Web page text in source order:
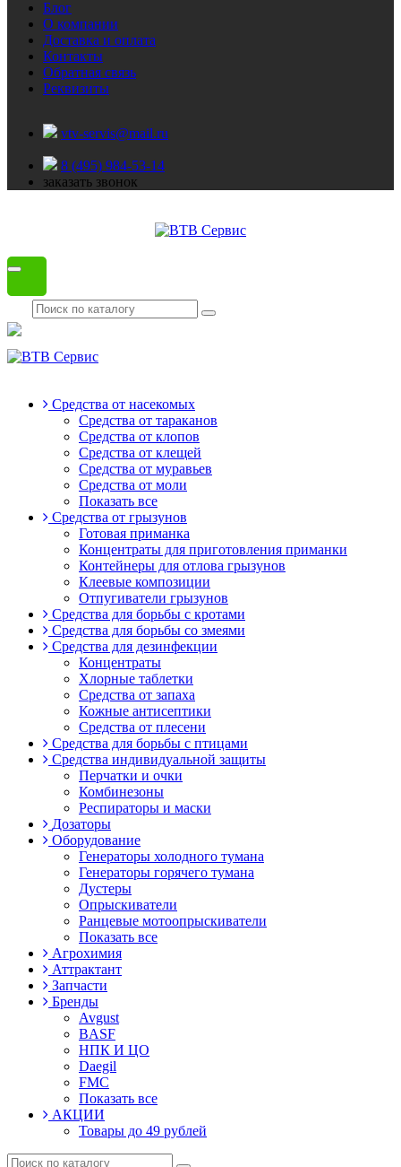
Блог
О компании
Доставка и оплата
Контакты
Обратная связь
Реквизиты
vtv-servis@mail.ru
8 (495) 984-53-14
заказать звонок
Средства от насекомых
Средства от тараканов
Средства от клопов
Средства от клещей
Средства от муравьев
Средства от моли
Показать все
Средства от грызунов
Готовая приманка
Концентраты для приготовления приманки
Контейнеры для отлова грызунов
Клеевые композиции
Отпугиватели грызунов
Средства для борьбы с кротами
Средства для борьбы со змеями
Средства для дезинфекции
Концентраты
Хлорные таблетки
Средства от запаха
Кожные антисептики
Средства от плесени
Средства для борьбы с птицами
Средства индивидуальной защиты
Перчатки и очки
Комбинезоны
Респираторы и маски
Дозаторы
Оборудование
Генераторы холодного тумана
Генераторы горячего тумана
Дустеры
Опрыскиватели
Ранцевые мотоопрыскиватели
Показать все
Агрохимия
Аттрактант
Запчасти
Бренды
Avgust
BASF
НПК И ЦО
Daegil
FMC
Показать все
АКЦИИ
Товары до 49 рублей